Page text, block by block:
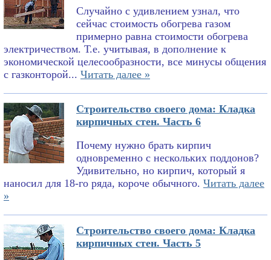
Случайно с удивлением узнал, что
сейчас стоимость обогрева газом
примерно равна стоимости обогрева
электричеством. Т.е. учитывая, в дополнение к
экономической целесообразности, все минусы общения
с газконторой... Читать далее »
Строительство своего дома: Кладка
кирпичных стен. Часть 6
Почему нужно брать кирпич
одновременно с нескольких поддонов?
Удивительно, но кирпич, который я
наносил для 18-го ряда, короче обычного. Читать далее
»
Строительство своего дома: Кладка
кирпичных стен. Часть 5